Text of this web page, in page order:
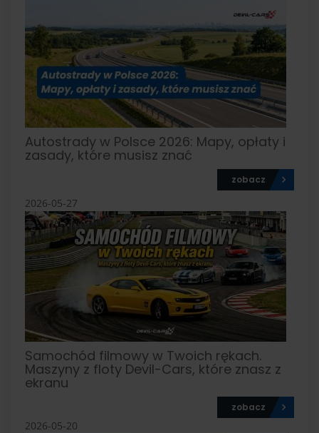
Autostrady w Polsce 2026: Mapy, opłaty i
zasady, które musisz znać
zobacz
2026-05-27
Samochód filmowy w Twoich rękach.
Maszyny z floty Devil-Cars, które znasz z
ekranu
zobacz
2026-05-20